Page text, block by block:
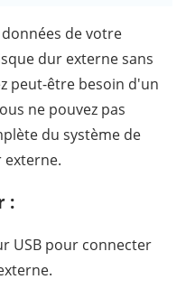
de votre
dur externe sans
peut-être besoin d'un
ne pouvez pas
du système de
externe.
:
USB pour connecter